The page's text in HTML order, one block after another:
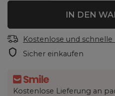
IN DEN
Kostenlose und schnelle
Sicher einkaufen
Kostenlose Lieferung an